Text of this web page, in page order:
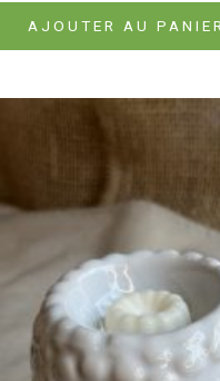
AJOUTER AU PANIER